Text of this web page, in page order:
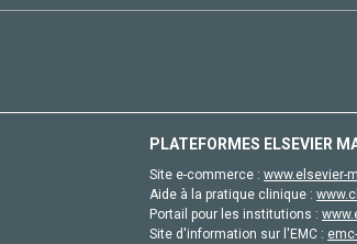
PLATEFORMES ELSEVIER
Site e-commerce : www.elsevier-
Aide à la pratique clinique :
Portail pour les institutions :
Site d'information sur l'EMC :